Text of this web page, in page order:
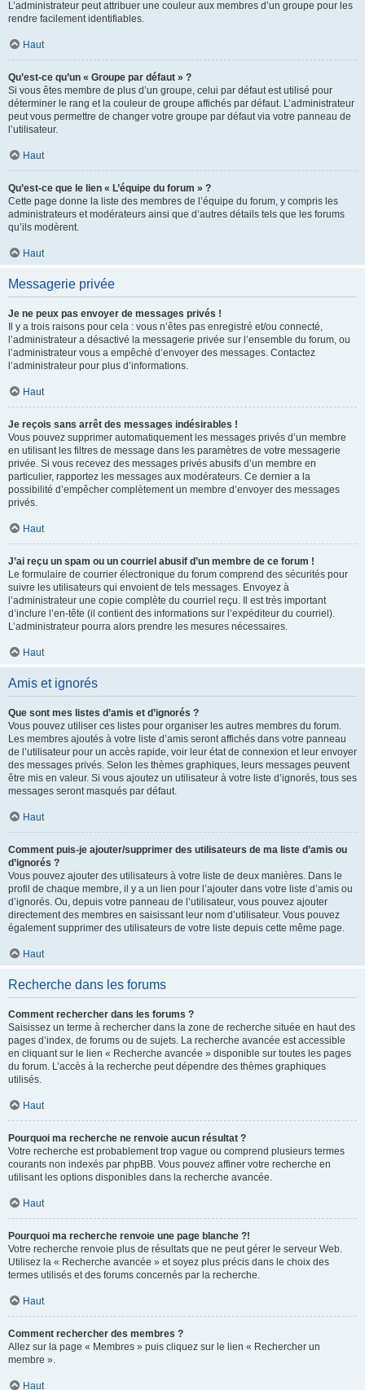
L’administrateur peut attribuer une couleur aux membres d’un groupe pour les
rendre facilement identifiables.
Haut
Qu’est-ce qu’un « Groupe par défaut » ?
Si vous êtes membre de plus d’un groupe, celui par défaut est utilisé pour
déterminer le rang et la couleur de groupe affichés par défaut. L’administrateur
peut vous permettre de changer votre groupe par défaut via votre panneau de
l’utilisateur.
Haut
Qu’est-ce que le lien « L’équipe du forum » ?
Cette page donne la liste des membres de l’équipe du forum, y compris les
administrateurs et modérateurs ainsi que d’autres détails tels que les forums
qu’ils modèrent.
Haut
Messagerie privée
Je ne peux pas envoyer de messages privés !
Il y a trois raisons pour cela : vous n’êtes pas enregistré et/ou connecté,
l’administrateur a désactivé la messagerie privée sur l’ensemble du forum, ou
l’administrateur vous a empêché d’envoyer des messages. Contactez
l’administrateur pour plus d’informations.
Haut
Je reçois sans arrêt des messages indésirables !
Vous pouvez supprimer automatiquement les messages privés d’un membre
en utilisant les filtres de message dans les paramètres de votre messagerie
privée. Si vous recevez des messages privés abusifs d’un membre en
particulier, rapportez les messages aux modérateurs. Ce dernier a la
possibilité d’empêcher complètement un membre d’envoyer des messages
privés.
Haut
J’ai reçu un spam ou un courriel abusif d’un membre de ce forum !
Le formulaire de courrier électronique du forum comprend des sécurités pour
suivre les utilisateurs qui envoient de tels messages. Envoyez à
l’administrateur une copie complète du courriel reçu. Il est très important
d’inclure l’en-tête (il contient des informations sur l’expéditeur du courriel).
L’administrateur pourra alors prendre les mesures nécessaires.
Haut
Amis et ignorés
Que sont mes listes d’amis et d’ignorés ?
Vous pouvez utiliser ces listes pour organiser les autres membres du forum.
Les membres ajoutés à votre liste d’amis seront affichés dans votre panneau
de l’utilisateur pour un accès rapide, voir leur état de connexion et leur envoyer
des messages privés. Selon les thèmes graphiques, leurs messages peuvent
être mis en valeur. Si vous ajoutez un utilisateur à votre liste d’ignorés, tous ses
messages seront masqués par défaut.
Haut
Comment puis-je ajouter/supprimer des utilisateurs de ma liste d’amis ou
d’ignorés ?
Vous pouvez ajouter des utilisateurs à votre liste de deux manières. Dans le
profil de chaque membre, il y a un lien pour l’ajouter dans votre liste d’amis ou
d’ignorés. Ou, depuis votre panneau de l’utilisateur, vous pouvez ajouter
directement des membres en saisissant leur nom d’utilisateur. Vous pouvez
également supprimer des utilisateurs de votre liste depuis cette même page.
Haut
Recherche dans les forums
Comment rechercher dans les forums ?
Saisissez un terme à rechercher dans la zone de recherche située en haut des
pages d’index, de forums ou de sujets. La recherche avancée est accessible
en cliquant sur le lien « Recherche avancée » disponible sur toutes les pages
du forum. L’accès à la recherche peut dépendre des thèmes graphiques
utilisés.
Haut
Pourquoi ma recherche ne renvoie aucun résultat ?
Votre recherche est probablement trop vague ou comprend plusieurs termes
courants non indexés par phpBB. Vous pouvez affiner votre recherche en
utilisant les options disponibles dans la recherche avancée.
Haut
Pourquoi ma recherche renvoie une page blanche ?!
Votre recherche renvoie plus de résultats que ne peut gérer le serveur Web.
Utilisez la « Recherche avancée » et soyez plus précis dans le choix des
termes utilisés et des forums concernés par la recherche.
Haut
Comment rechercher des membres ?
Allez sur la page « Membres » puis cliquez sur le lien « Rechercher un
membre ».
Haut